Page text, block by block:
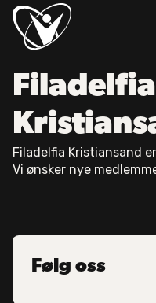
Filadelfia
Filadelfia Kristiansand
Vi ønsker nye
Følg oss